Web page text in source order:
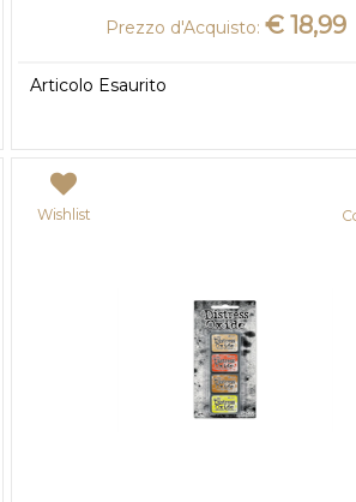
Prezzo d'Acquisto: € 18,99
Articolo Esaurito
Wishlist